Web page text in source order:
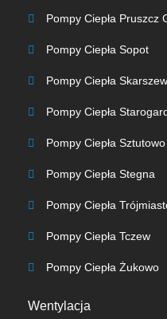
Pompy Ciepła Pruszcz
Pompy Ciepła Sopot
Pompy Ciepła
Pompy Ciepła
Pompy Ciepła Sztutowo
Pompy Ciepła Stegna
Pompy Ciepła
Pompy Ciepła Tczew
Pompy Ciepła Żukowo
Wentylacja